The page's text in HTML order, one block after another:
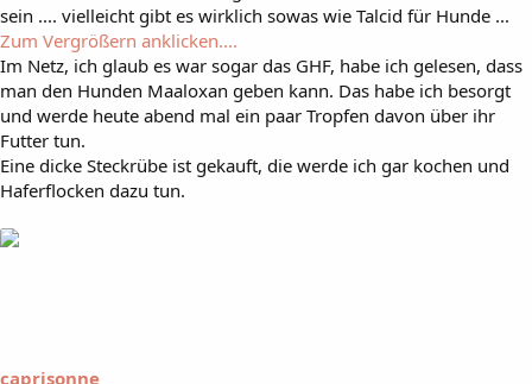
sein .... vielleicht gibt es wirklich sowas wie Talcid für Hunde ...
Zum Vergrößern anklicken....
Im Netz, ich glaub es war sogar das GHF, habe ich gelesen, dass
man den Hunden Maaloxan geben kann. Das habe ich besorgt
und werde heute abend mal ein paar Tropfen davon über ihr
Futter tun.
Eine dicke Steckrübe ist gekauft, die werde ich gar kochen und
Haferflocken dazu tun.
caprisonne